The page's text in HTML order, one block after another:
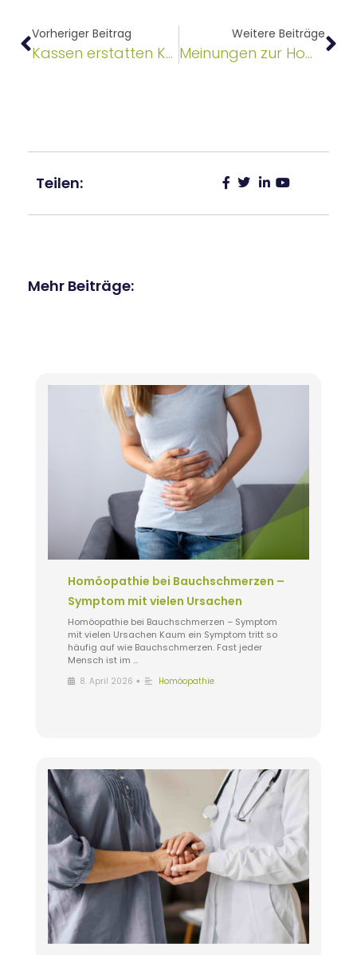
Vorheriger Beitrag
Kassen erstatten Kosten für Homöopathie
Weitere Beiträge
Meinungen zur Homöopathie im Wahltarif
Teilen:
Mehr Beiträge:
Homöopathie bei Bauchschmerzen –
Symptom mit vielen Ursachen
Homöopathie bei Bauchschmerzen – Symptom
mit vielen Ursachen Kaum ein Symptom tritt so
häufig auf wie Bauchschmerzen. Fast jeder
Mensch ist im …
8. April 2026 • Homöopathie